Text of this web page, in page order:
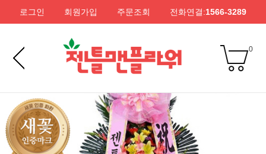
로그인 회원가입 주문조회 전화연결:1566-3289
0